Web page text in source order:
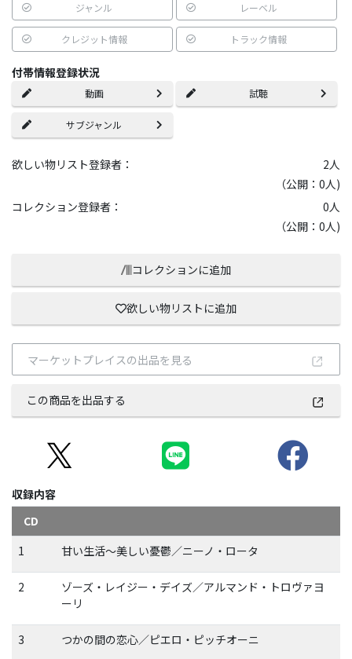
ジャンル レーベル
クレジット情報 トラック情報
付帯情報登録状況
動画 試聴
サブジャンル
欲しい物リスト登録者： 2人
（公開：0人)
コレクション登録者：
0人
（公開：0人)
コレクションに追加
欲しい物リストに追加
マーケットプレイスの出品を見る
この商品を出品する
収録内容
CD
1
甘い生活～美しい憂鬱／ニーノ・ロータ
2
ゾーズ・レイジー・デイズ／アルマンド・トロヴァヨ
ーリ
3 つかの間の恋心／ピエロ・ピッチオーニ